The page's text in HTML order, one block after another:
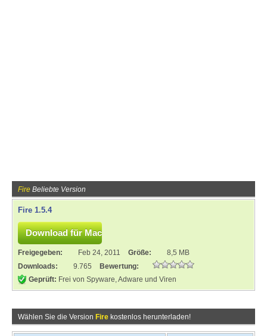
Fire Beliebte Version
Fire 1.5.4
Freigegeben: Feb 24, 2011 Größe:
8,5 MB
Downloads:
9.765
Bewertung:
Geprüft: Frei von Spyware, Adware und Viren
Wählen Sie die Version Fire kostenlos herunterladen!